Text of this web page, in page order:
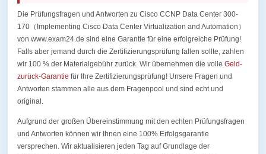
Die Prüfungsfragen und Antworten zu Cisco CCNP Data Center 300-
170（Implementing Cisco Data Center Virtualization and Automation）
von www.exam24.de sind eine Garantie für eine erfolgreiche Prüfung!
Falls aber jemand durch die Zertifizierungsprüfung fallen sollte, zahlen
wir 100 % der Materialgebühr zurück. Wir übernehmen die volle Geld-
zurück-Garantie für Ihre Zertifizierungsprüfung! Unsere Fragen und
Antworten stammen alle aus dem Fragenpool und sind echt und
original.
Aufgrund der großen Übereinstimmung mit den echten Prüfungsfragen
und Antworten können wir Ihnen eine 100% Erfolgsgarantie
versprechen. Wir aktualisieren jeden Tag auf Grundlage der